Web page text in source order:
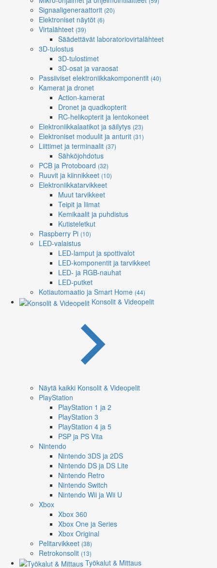
Signaaligeneraattorit (20)
Elektroniset näytöt (6)
Virtalähteet (39)
Säädettävät laboratoriovirtalähteet
3D-tulostus
3D-tulostimet
3D-osat ja varaosat
Passiiviset elektroniikkakomponentit (40)
Kamerat ja dronet
Action-kamerat
Dronet ja quadkopterit
RC-helikopterit ja lentokoneet
Elektroniikkalaatikot ja säilytys (23)
Elektroniset moduulit ja anturit (31)
Liittimet ja terminaalit (37)
Sähköjohdotus
PCB ja Protoboard (32)
Ruuvit ja kiinnikkeet (10)
Elektroniikkatarvikkeet
Muut tarvikkeet
Teipit ja liimat
Kemikaalit ja puhdistus
Kutisteletkut
Raspberry Pi (10)
LED-valaistus
LED-lamput ja spottivalot
LED-komponentit ja tarvikkeet
LED- ja RGB-nauhat
LED-putket
Kotiautomaatio ja Smart Home (44)
Konsolit & Videopelit
Näytä kaikki Konsolit & Videopelit
PlayStation
PlayStation 1 ja 2
PlayStation 3
PlayStation 4 ja 5
PSP ja PS Vita
Nintendo
Nintendo 3DS ja 2DS
Nintendo DS ja DS Lite
Nintendo Retro
Nintendo Switch
Nintendo Wii ja Wii U
Xbox
Xbox 360
Xbox One ja Series
Xbox Original
Pelitarvikkeet (38)
Retrokonsolit (13)
Työkalut & Mittaus